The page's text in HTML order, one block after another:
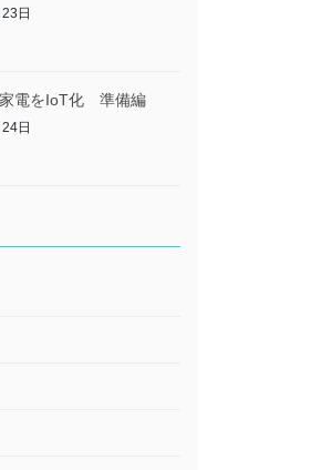
日
電をIoT化 準備編
日